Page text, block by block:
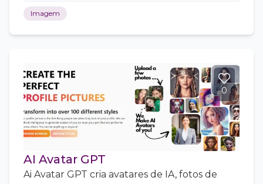
Imagem
0
AI Avatar GPT
Ai Avatar GPT cria avatares de IA, fotos de